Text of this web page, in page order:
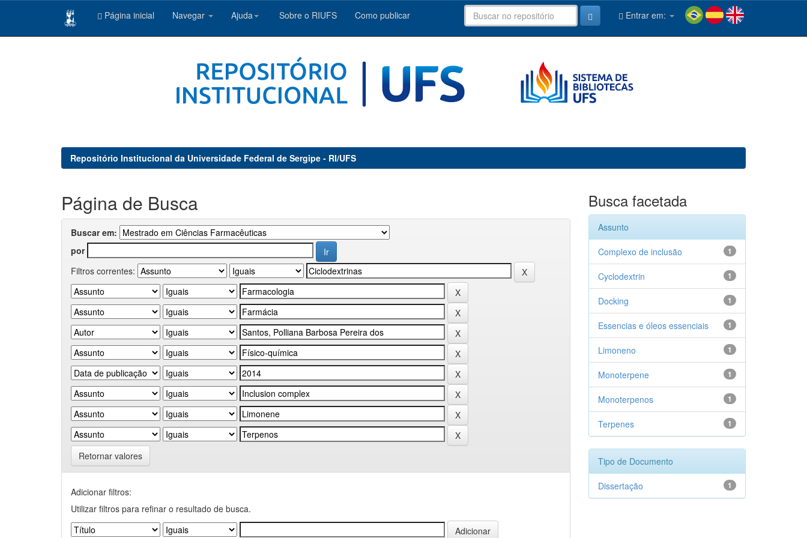
Página inicial Navegar Ajuda Sobre o RIUFS Como publicar Entrar em:
Repositório Institucional da Universidade Federal de Sergipe - RI/UFS
Página de Busca
Buscar em:
por
Filtros correntes:
Retornar valores
Adicionar filtros:
Utilizar filtros para refinar o resultado de busca.
Busca facetada
Assunto
1
Complexo de inclusão
1
Cyclodextrin
1
Docking
1
Essencias e óleos essenciais
1
Limoneno
1
Monoterpene
1
Monoterpenos
1
Terpenes
Tipo de Documento
1
Dissertação